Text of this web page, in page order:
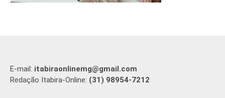
E-mail: itabiraonlinemg@gmail.com
Redação Itabira-Online: (31) 98954-7212